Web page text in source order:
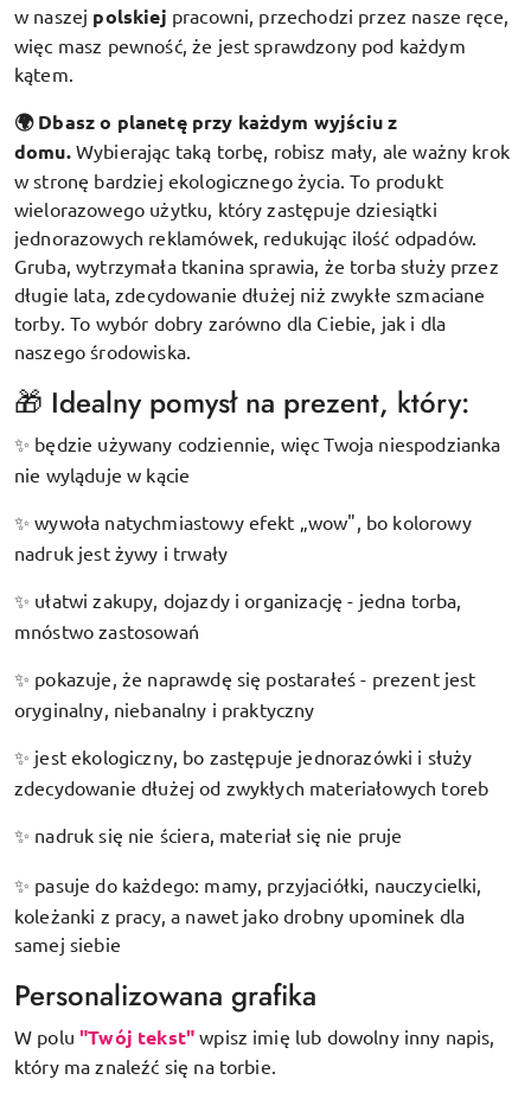
w naszej polskiej pracowni, przechodzi przez nasze ręce,
więc masz pewność, że jest sprawdzony pod każdym
kątem.
🌍 Dbasz o planetę przy każdym wyjściu z
domu. Wybierając taką torbę, robisz mały, ale ważny krok
w stronę bardziej ekologicznego życia. To produkt
wielorazowego użytku, który zastępuje dziesiątki
jednorazowych reklamówek, redukując ilość odpadów.
Gruba, wytrzymała tkanina sprawia, że torba służy przez
długie lata, zdecydowanie dłużej niż zwykłe szmaciane
torby. To wybór dobry zarówno dla Ciebie, jak i dla
naszego środowiska.
🎁 Idealny pomysł na prezent, który:
✨ będzie używany codziennie, więc Twoja niespodzianka
nie wyląduje w kącie
✨ wywoła natychmiastowy efekt „wow", bo kolorowy
nadruk jest żywy i trwały
✨ ułatwi zakupy, dojazdy i organizację - jedna torba,
mnóstwo zastosowań
✨ pokazuje, że naprawdę się postarałeś - prezent jest
oryginalny, niebanalny i praktyczny
✨ jest ekologiczny, bo zastępuje jednorazówki i służy
zdecydowanie dłużej od zwykłych materiałowych toreb
✨ nadruk się nie ściera, materiał się nie pruje
✨ pasuje do każdego: mamy, przyjaciółki, nauczycielki,
koleżanki z pracy, a nawet jako drobny upominek dla
samej siebie
Personalizowana grafika
W polu"Twój tekst" wpisz imię lub dowolny inny napis,
który ma znaleźć się na torbie.